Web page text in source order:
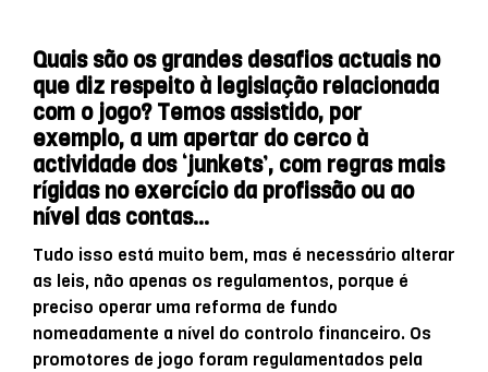
Quais são os grandes desafios actuais no
que diz respeito à legislação relacionada
com o jogo? Temos assistido, por
exemplo, a um apertar do cerco à
actividade dos ‘junkets’, com regras mais
rígidas no exercício da profissão ou ao
nível das contas…
Tudo isso está muito bem, mas é necessário alterar
as leis, não apenas os regulamentos, porque é
preciso operar uma reforma de fundo
nomeadamente a nível do controlo financeiro. Os
promotores de jogo foram regulamentados pela